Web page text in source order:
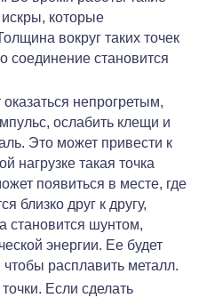
которые
вокруг таких точек
соединение становится
непрогретым,
ослабить клещи и
Это может привести к
нагрузке такая точка
появиться в месте, где
близко друг к другу,
становится шунтом,
энергии. Ее будет
чтобы расплавить металл.
Если сделать